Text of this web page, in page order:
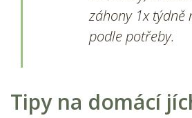
záhony 1x týdně
podle potřeby.
Tipy na domácí